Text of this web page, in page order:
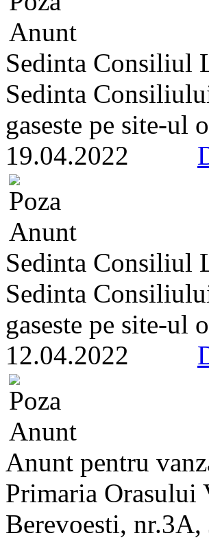
Sedinta Consiliul
Sedinta
gaseste pe site-
19.04.2022
Sedinta Consiliul
Sedinta
gaseste pe site-
12.04.2022
Anunt pentru
Primaria Orasului
Berevoesti,